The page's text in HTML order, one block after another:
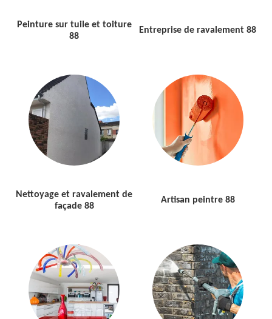
Peinture sur tuile et toiture
88
Entreprise de ravalement 88
Nettoyage et ravalement de
façade 88
Artisan peintre 88